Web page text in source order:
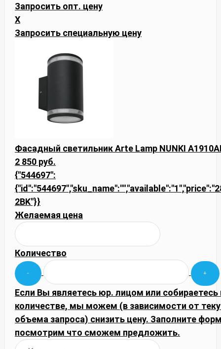
Запросить опт. цену
X
Запросить специальную цену
Фасадный светильник Arte Lamp NUNKI
2 850 руб.
{"544697":
2BK"}}
Желаемая цена
Количество
Если Вы являетесь юр. лицом или
количестве, мы можем (в зависимости от
объема запроса) снизить цену. Заполните
посмотрим что сможем предложить.